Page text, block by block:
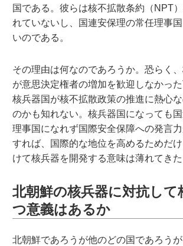
国である。彼らは核不拡散条約（NPT
れていないし、国連安保理の常任理事
いのである。
その理由は何なのであろうか。恐らく
が意思決定権者の増加を歓迎しなかった
核兵器国が核不拡散政策の推進に熱心
のかも知れない。核兵器国になっても
理事国になれず国際安全保障への発言
すれば、国際的な地位を高めるためだ
けて核兵器を開発する意味は薄れてきた
北朝鮮の核兵器に対抗して
つ意義はあるか
北朝鮮であろうが他のどの国であろう